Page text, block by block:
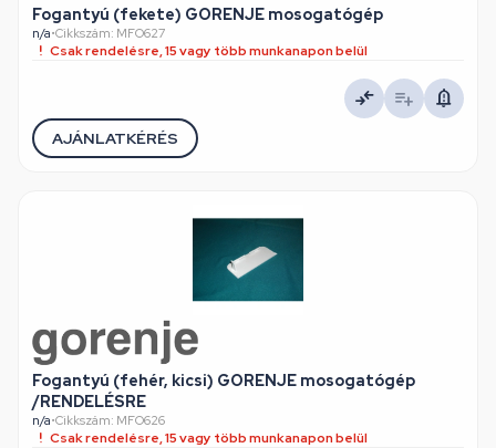
Fogantyú (fekete) GORENJE mosogatógép
n/a•Cikkszám: MFO627
Csak rendelésre, 15 vagy több munkanapon belül
AJÁNLATKÉRÉS
Fogantyú (fehér, kicsi) GORENJE mosogatógép
/RENDELÉSRE
n/a•Cikkszám: MFO626
Csak rendelésre, 15 vagy több munkanapon belül